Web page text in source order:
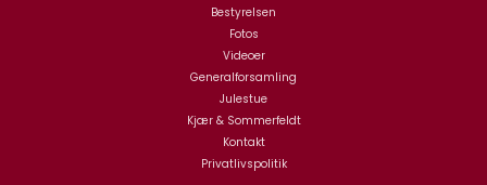
Bestyrelsen
Fotos
Videoer
Generalforsamling
Julestue
Kjær & Sommerfeldt
Kontakt
Privatlivspolitik